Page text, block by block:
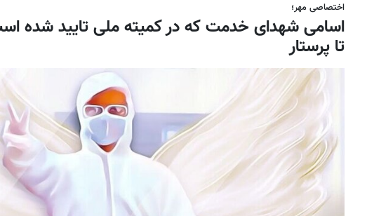
اختصاصی مهر؛
اسامی شهدای خدمت که در کمیته ملی تایید شده
تا پرستار